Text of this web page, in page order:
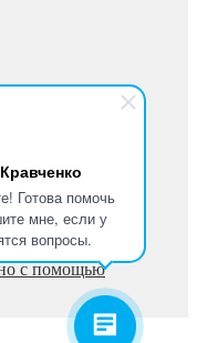
Готова помочь
мне, если у
вопросы.
данных
с помощью